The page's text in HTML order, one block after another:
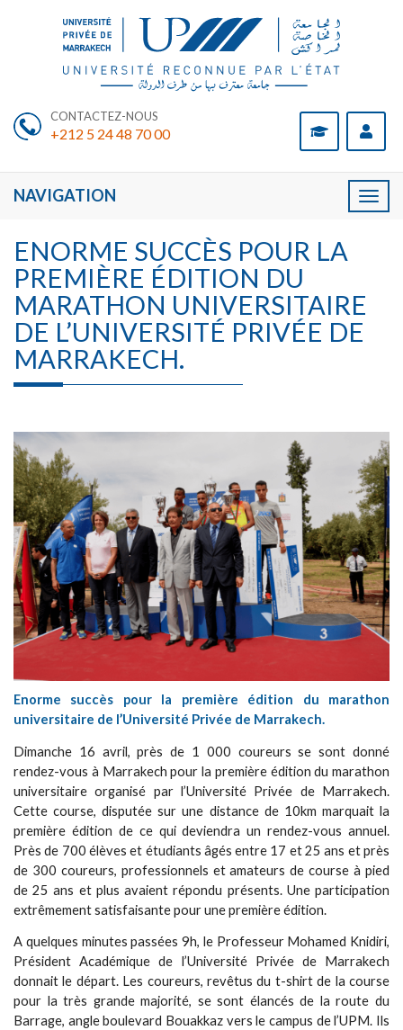
CONTACTEZ-NOUS
+212 5 24 48 70 00
NAVIGATION
ENORME SUCCÈS POUR LA
PREMIÈRE ÉDITION DU
MARATHON UNIVERSITAIRE
DE L’UNIVERSITÉ PRIVÉE DE
MARRAKECH.
Enorme succès pour la première édition du marathon
universitaire de l’Université Privée de Marrakech.
Dimanche 16 avril, près de 1 000 coureurs se sont donné
rendez-vous à Marrakech pour la première édition du marathon
universitaire organisé par l’Université Privée de Marrakech.
Cette course, disputée sur une distance de 10km marquait la
première édition de ce qui deviendra un rendez-vous annuel.
Près de 700 élèves et étudiants âgés entre 17 et 25 ans et près
de 300 coureurs, professionnels et amateurs de course à pied
de 25 ans et plus avaient répondu présents. Une participation
extrêmement satisfaisante pour une première édition.
A quelques minutes passées 9h, le Professeur Mohamed Knidiri,
Président Académique de l’Université Privée de Marrakech
donnait le départ. Les coureurs, revêtus du t-shirt de la course
pour la très grande majorité, se sont élancés de la route du
Barrage, angle boulevard Bouakkaz vers le campus de l’UPM. Ils